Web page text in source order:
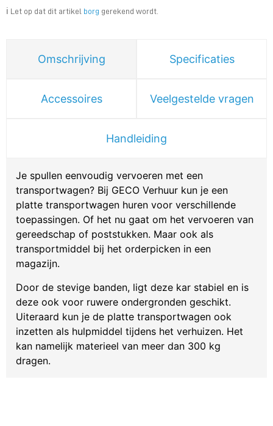
ℹ️ Let op dat dit artikel borg gerekend wordt.
Omschrijving Specificaties
Accessoires Veelgestelde vragen
Handleiding
Je spullen eenvoudig vervoeren met een
transportwagen? Bij GECO Verhuur kun je een
platte transportwagen huren voor verschillende
toepassingen. Of het nu gaat om het vervoeren van
gereedschap of poststukken. Maar ook als
transportmiddel bij het orderpicken in een
magazijn.
Door de stevige banden, ligt deze kar stabiel en is
deze ook voor ruwere ondergronden geschikt.
Uiteraard kun je de platte transportwagen ook
inzetten als hulpmiddel tijdens het verhuizen. Het
kan namelijk materieel van meer dan 300 kg
dragen.